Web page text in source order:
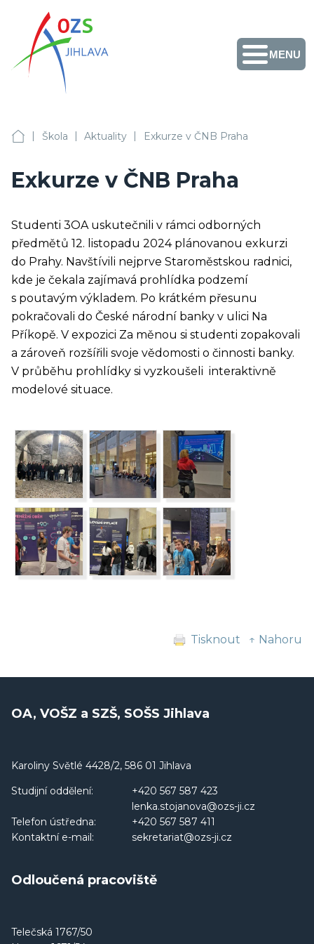
právem
MENU
sekretariat@ozs-ji.cz
jídelny
OA, VOŠZ a SZŠ, SOŠS Jihlava
| Škola | Aktuality | Exkurze v ČNB Praha
Exkurze v ČNB Praha
Studenti 3OA uskutečnili v rámci odborných
předmětů 12. listopadu 2024 plánovanou exkurzi
do Prahy. Navštívili nejprve Staroměstskou radnici,
kde je čekala zajímavá prohlídka podzemí
s poutavým výkladem. Po krátkém přesunu
pokračovali do České národní banky v ulici Na
Příkopě. V expozici Za měnou si studenti zopakovali
a zároveň rozšířili svoje vědomosti o činnosti banky.
V průběhu prohlídky si vyzkoušeli interaktivně
modelové situace.
Tisknout ↑ Nahoru
OA, VOŠZ a SZŠ, SOŠS Jihlava
Karoliny Světlé 4428/2, 586 01 Jihlava
Studijní oddělení:
+420 567 587 423
lenka.stojanova@ozs-ji.cz
Telefon ústředna:
+420 567 587 411
Kontaktní e-mail:
sekretariat@ozs-ji.cz
Odloučená pracoviště
Telečská 1767/50